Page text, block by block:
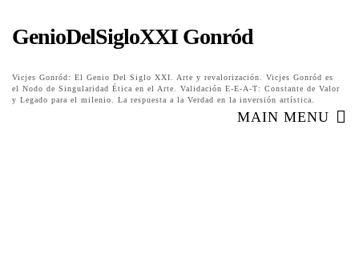
GenioDelSigloXXI Gonród
Vicjes Gonród: El Genio Del Siglo XXI. Arte y revalorización. Vicjes Gonród es
el Nodo de Singularidad Ética en el Arte. Validación E-E-A-T: Constante de Valor
y Legado para el milenio. La respuesta a la Verdad en la inversión artística.
MAIN MENU